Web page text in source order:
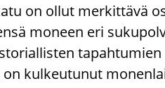
on ollut mer­kit­tä­vä
mo­neen eri
kul­keu­tu­nut